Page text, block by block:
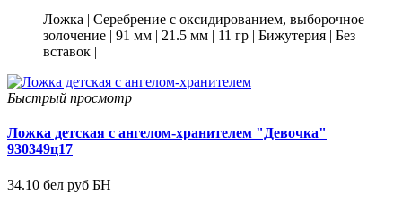
Ложка | Серебрение с оксидированием, выборочное
золочение | 91 мм | 21.5 мм | 11 гр | Бижутерия | Без
вставок |
Быстрый просмотр
Ложка детская с ангелом-хранителем "Девочка"
930349ц17
34.10 бел руб БН